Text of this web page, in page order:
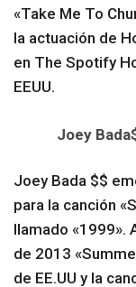
«Take Me To
la actuación de
en The Spotify
EEUU.
Joey
Joey Bada $$
para la canción
llamado «1999».
de 2013
de EE.UU y la